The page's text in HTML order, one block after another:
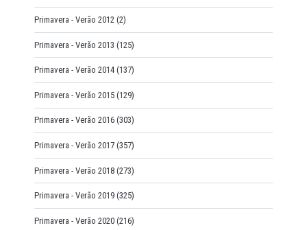
Primavera - Verão 2012 (2)
Primavera - Verão 2013 (125)
Primavera - Verão 2014 (137)
Primavera - Verão 2015 (129)
Primavera - Verão 2016 (303)
Primavera - Verão 2017 (357)
Primavera - Verão 2018 (273)
Primavera - Verão 2019 (325)
Primavera - Verão 2020 (216)